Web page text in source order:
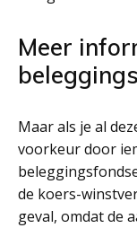
Meer
Maar als je al
voorkeur door
de koers-
geval, omdat de